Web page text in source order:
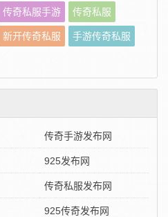
传奇私服手游 传奇私服
新开传奇私服 手游传奇私服
传奇手游发布网
925发布网
传奇私服发布网
925传奇发布网